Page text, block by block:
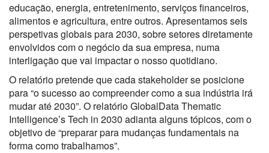
educação, energia, entretenimento, serviços financeiros,
alimentos e agricultura, entre outros. Apresentamos seis
perspetivas globais para 2030, sobre setores diretamente
envolvidos com o negócio da sua empresa, numa
interligação que vai impactar o nosso quotidiano.
O relatório pretende que cada stakeholder se posicione
para “o sucesso ao compreender como a sua indústria irá
mudar até 2030”. O relatório GlobalData Thematic
Intelligence’s Tech in 2030 adianta alguns tópicos, com o
objetivo de “preparar para mudanças fundamentais na
forma como trabalhamos”.